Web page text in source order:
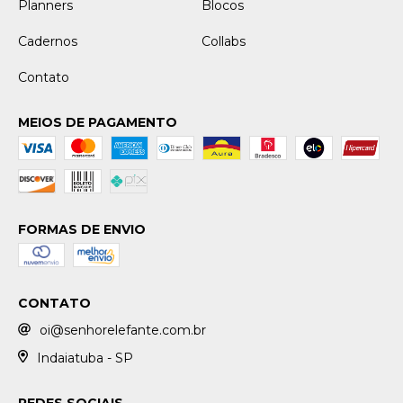
Planners Blocos
Cadernos Collabs
Contato
MEIOS DE PAGAMENTO
FORMAS DE ENVIO
CONTATO
oi@senhorelefante.com.br
Indaiatuba - SP